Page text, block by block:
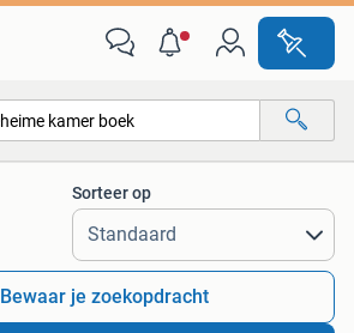
Alle afstanden…
Sorteer op
Bewaar je zoekopdracht